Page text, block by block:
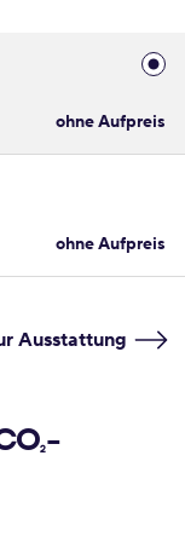
ohne Aufpreis
ohne Aufpreis
Ausstattung
2-